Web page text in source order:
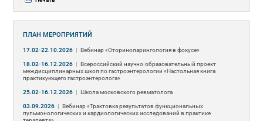
ПЛАН МЕРОПРИЯТИЙ
17.02-22.10.2026 | Вебинар «Оториноларингология в фокусе»
18.02-16.12.2026 | Всероссийский научно-образовательный проект
междисциплинарных школ по гастроэнтерологии «Настольная книга
практикующего гастроэнтеролога»
25.02-16.12.2026 | Школа московского ревматолога
03.09.2026 | Вебинар «Трактовка результатов функциональных
пульмонологических и кардиологических исследований в практике